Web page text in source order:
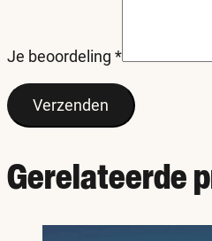
Je beoordeling *
Gerelateerde